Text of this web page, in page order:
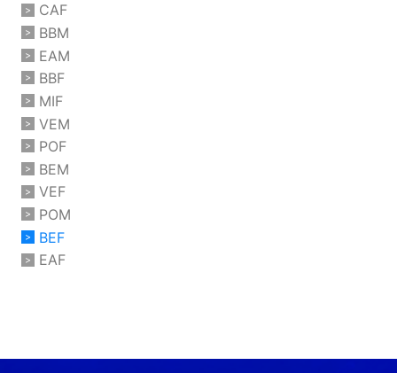
CAF
BBM
EAM
BBF
MIF
VEM
POF
BEM
VEF
POM
BEF
EAF